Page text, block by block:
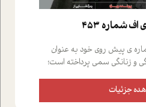
شماره 453
ی پیش روی خود به عنوان
و زنانگی سمی پرداخته است؛
بخش های مختلف تلاش کرده ایم
این موضوع مهم بپردازیم.فصل
جزئیات